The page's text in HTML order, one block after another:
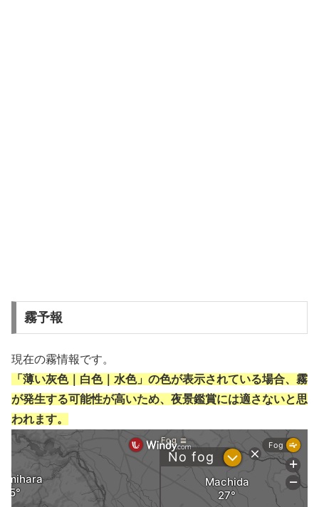
霧予報
現在の霧情報です。
「薄い灰色｜白色｜水色」の色が表示されている場合、霧
が発生する可能性が高いため、夜景鑑賞には適さないと思
われます。